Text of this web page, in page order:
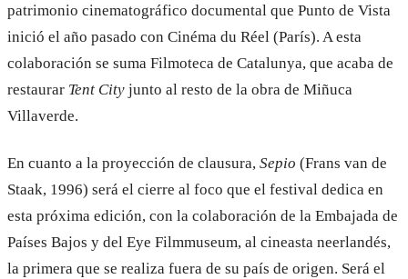
patrimonio cinematográfico documental que Punto de Vista
inició el año pasado con Cinéma du Réel (París). A esta
colaboración se suma Filmoteca de Catalunya, que acaba de
restaurar Tent City junto al resto de la obra de Miñuca
Villaverde.
En cuanto a la proyección de clausura, Sepio (Frans van de
Staak, 1996) será el cierre al foco que el festival dedica en
esta próxima edición, con la colaboración de la Embajada de
Países Bajos y del Eye Filmmuseum, al cineasta neerlandés,
la primera que se realiza fuera de su país de origen. Será el